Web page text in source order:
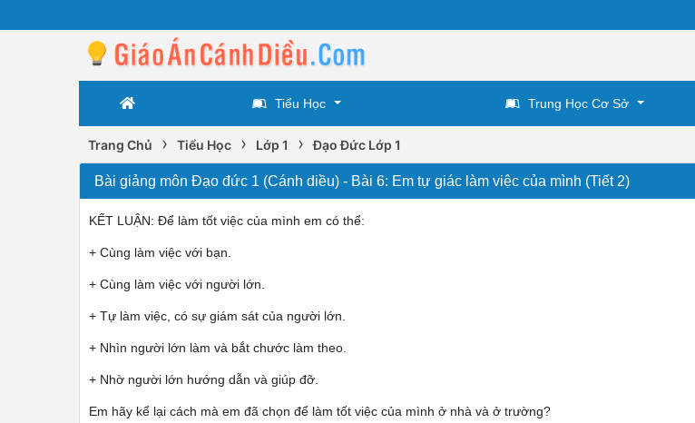
Tiểu Học Trung Học Cơ Sở
Trang Chủ › Tiểu Học › Lớp 1 › Đạo Đức Lớp 1
Bài giảng môn Đạo đức 1 (Cánh diều) - Bài 6: Em tự giác làm việc của mình (Tiết 2)
KẾT LUẬN: Để làm tốt việc của mình em có thể:
+ Cùng làm việc với bạn.
+ Cùng làm việc với người lớn.
+ Tự làm việc, có sự giám sát của người lớn.
+ Nhìn người lớn làm và bắt chước làm theo.
+ Nhờ người lớn hướng dẫn và giúp đỡ.
Em hãy kể lại cách mà em đã chọn để làm tốt việc của mình ở nhà và ở trường?